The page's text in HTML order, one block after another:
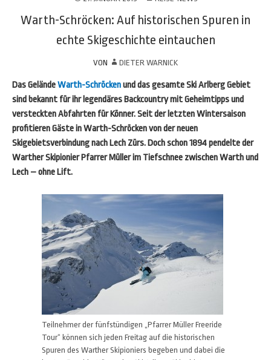
Warth-Schröcken: Auf historischen Spuren in
echte Skigeschichte eintauchen
VON DIETER WARNICK
Das GeländeWarth-Schröckenund das gesamte Ski Arlberg Gebiet
sind bekannt für ihr legendäres Backcountry mit Geheimtipps und
versteckten Abfahrten für Könner. Seit der letzten Wintersaison
profitieren Gäste in Warth-Schröcken von der neuen
Skigebietsverbindung nach Lech Zürs. Doch schon 1894 pendelte der
Warther Skipionier Pfarrer Müller im Tiefschnee zwischen Warth und
Lech – ohne Lift.
Teilnehmer der fünfstündigen „Pfarrer Müller Freeride
Tour“ können sich jeden Freitag auf die historischen
Spuren des Warther Skipioniers begeben und dabei die